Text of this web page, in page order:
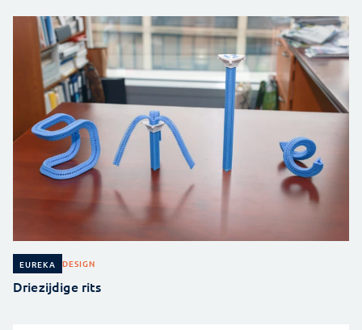
EUREKA DESIGN
Driezijdige rits